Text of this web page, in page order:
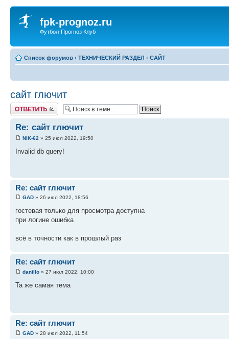
fpk-prognoz.ru
Футбол-Прогноз Клуб
Список форумов ‹ ТЕХНИЧЕСКИЙ РАЗДЕЛ ‹ САЙТ
сайт глючит
Ответить
Re: сайт глючит
NIK-62 » 25 июл 2022, 19:50
Invalid db query!
Re: сайт глючит
GAD » 26 июл 2022, 18:56
гостевая только для просмотра доступна
при логине ошибка
всё в точности как в прошлый раз
Re: сайт глючит
danillo » 27 июл 2022, 10:00
Та же самая тема
Re: сайт глючит
GAD » 28 июл 2022, 11:54